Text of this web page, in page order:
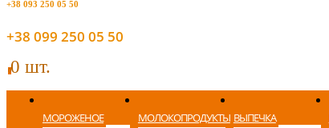
+38 093 250 05 50
+38 099 250 05 50
00 шт.
МОРОЖЕНОЕ МОЛОКОПРОДУКТЫ ВЫПЕЧКА